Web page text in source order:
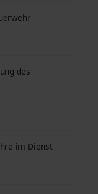
des
im Dienst